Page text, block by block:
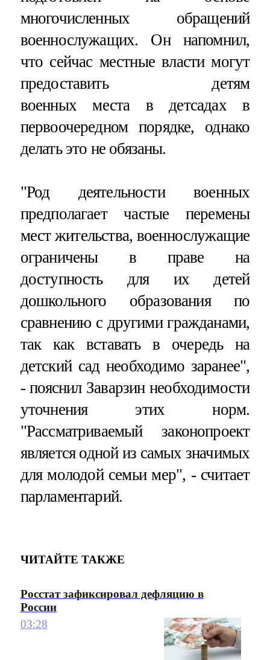
многочисленных обращений
военнослужащих. Он напомнил,
что сейчас местные власти могут
предоставить детям
военных места в детсадах в
первоочередном порядке, однако
делать это не обязаны.
"Род деятельности военных
предполагает частые перемены
мест жительства, военнослужащие
ограничены в праве на
доступность для их детей
дошкольного образования по
сравнению с другими гражданами,
так как вставать в очередь на
детский сад необходимо заранее",
- пояснил Заварзин необходимости
уточнения этих норм.
"Рассматриваемый законопроект
является одной из самых значимых
для молодой семьи мер", - считает
парламентарий.
ЧИТАЙТЕ ТАКЖЕ
Росстат зафиксировал дефляцию в
России
03:28